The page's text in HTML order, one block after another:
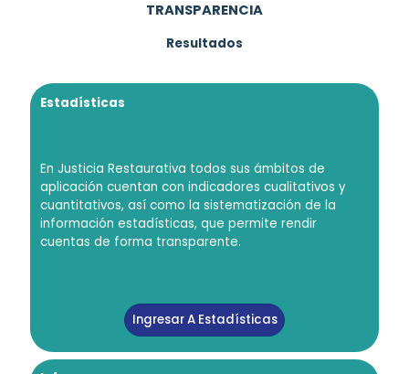
TRANSPARENCIA
Resultados
Estadísticas
En Justicia Restaurativa todos sus ámbitos de
aplicación cuentan con indicadores cualitativos y
cuantitativos, así como la sistematización de la
información estadísticas, que permite rendir
cuentas de forma transparente.
Ingresar A Estadísticas